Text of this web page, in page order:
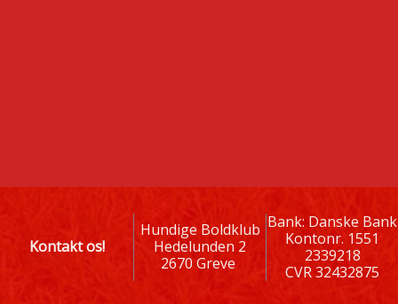
Kontakt os!
Hundige Boldklub
Hedelunden 2
2670 Greve
Bank: Danske Bank
Kontonr. 1551
2339218
CVR 32432875